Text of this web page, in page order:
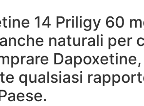
14 Priligy 60
naturali per
qualsiasi